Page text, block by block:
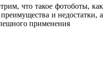
что такое фотоботы, как
и недостатки, а
применения